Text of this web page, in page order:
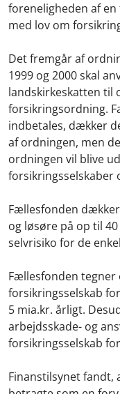
foreneligheden af
med lov om
Det fremgår af
1999 og 2000 skal
landskirkeskatten til
forsikringsordning.
indbetales, dækker
af ordningen, men
ordningen vil blive
forsikringsselskaber
Fællesfonden
og løsøre på op til
selvrisiko for de
Fællesfonden
forsikringsselskab
5 mia.kr. årligt.
arbejdsskade- og
forsikringsselskab
Finanstilsynet fandt,